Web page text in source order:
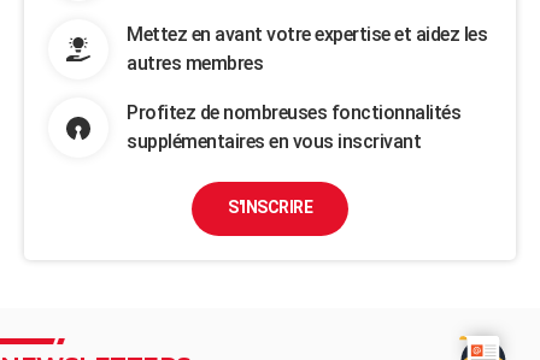
Mettez en avant votre expertise et aidez les
autres membres
Profitez de nombreuses fonctionnalités
supplémentaires en vous inscrivant
S'INSCRIRE